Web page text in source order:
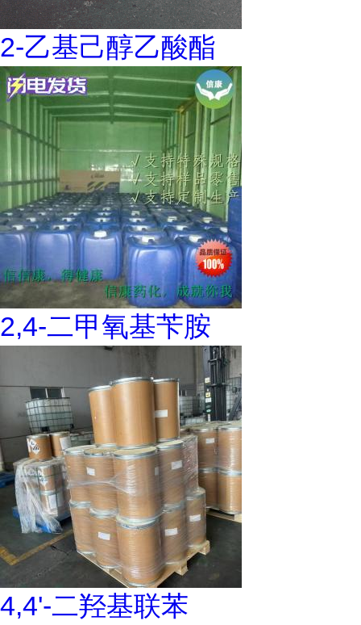
2-乙基己醇乙酸酯
2,4-二甲氧基苄胺
4,4'-二羟基联苯